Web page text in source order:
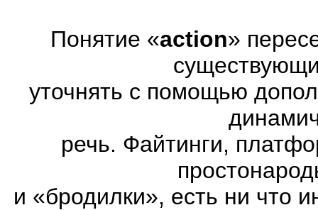
Понятие «action»
уточнять с помощью
речь. Файтинги,
и «бродилки», есть ни что